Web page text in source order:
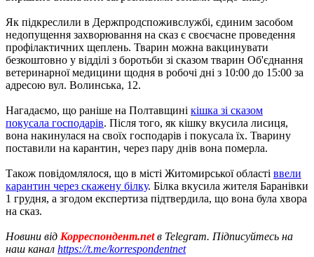
Як підкреслили в Держпродспоживслужбі, єдиним засобом
недопущення захворювання на сказ є своєчасне проведення
профілактичних щеплень. Тварин можна вакцинувати
безкоштовно у відділі з боротьби зі сказом тварин Об'єднання
ветеринарної медицини щодня в робочі дні з 10:00 до 15:00 за
адресою вул. Волинська, 12.
Нагадаємо, що раніше на Полтавщині кішка зі сказом
покусала господарів. Після того, як кішку вкусила лисиця,
вона накинулася на своїх господарів і покусала їх. Тварину
поставили на карантин, через пару днів вона померла.
Також повідомлялося, що в місті Житомирської області ввели
карантин через скажену білку. Білка вкусила жителя Баранівки
1 грудня, а згодом експертиза підтвердила, що вона була хвора
на сказ.
Новини від Корреспондент.netв Telegram. Підписуйтесь на
наш канал https://t.me/korrespondentnet